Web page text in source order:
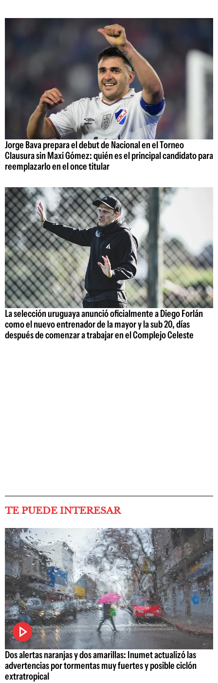
Jorge Bava prepara el debut de Nacional en el Torneo
Clausura sin Maxi Gómez: quién es el principal candidato para
reemplazarlo en el once titular
La selección uruguaya anunció oficialmente a Diego Forlán
como el nuevo entrenador de la mayor y la sub 20, días
después de comenzar a trabajar en el Complejo Celeste
TE PUEDE INTERESAR
Dos alertas naranjas y dos amarillas: Inumet actualizó las
advertencias por tormentas muy fuertes y posible ciclón
extratropical